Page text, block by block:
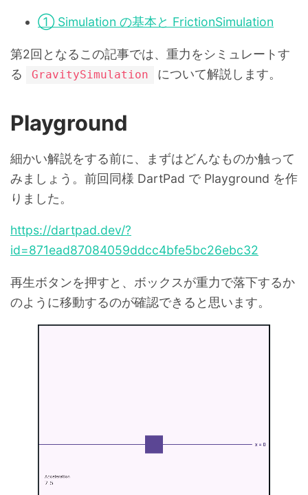
① Simulation の基本と FrictionSimulation
第2回となるこの記事では、重力をシミュレートす
る
GravitySimulation について解説します。
Playground
細かい解説をする前に、まずはどんなものか触って
みましょう。前回同様 DartPad で Playground を作
りました。
https://dartpad.dev/?
id=871ead87084059ddcc4bfe5bc26ebc32
再生ボタンを押すと、ボックスが重力で落下するか
のように移動するのが確認できると思います。